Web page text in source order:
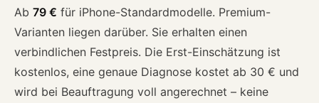
Ab 79 € für iPhone-Standardmodelle. Premium-
Varianten liegen darüber. Sie erhalten einen
verbindlichen Festpreis. Die Erst-Einschätzung ist
kostenlos, eine genaue Diagnose kostet ab 30 € und
wird bei Beauftragung voll angerechnet – keine